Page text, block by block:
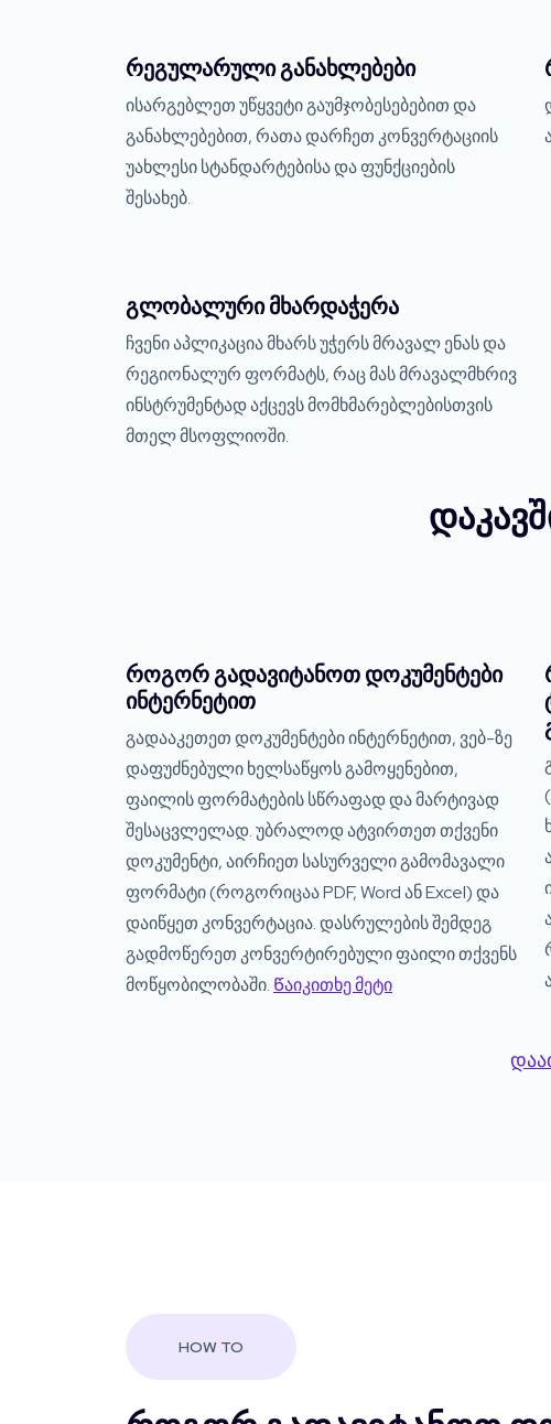
რეგულარული განახლებები
ისარგებლეთ უწყვეტი გაუმჯობესებებით და
განახლებებით, რათა დარჩეთ კონვერტაციის
უახლესი სტანდარტებისა და ფუნქციების
შესახებ.
გლობალური მხარდაჭერა
ჩვენი აპლიკაცია მხარს უჭერს მრავალ ენას და
რეგიონალურ ფორმატს, რაც მას მრავალმხრივ
ინსტრუმენტად აქცევს მომხმარებლებისთვის
მთელ მსოფლიოში.
როგორ გადავიტანოთ დოკუმენტები
ინტერნეტით
გადააკეთეთ დოკუმენტები ინტერნეტით, ვებ-ზე
დაფუძნებული ხელსაწყოს გამოყენებით,
ფაილის ფორმატების სწრაფად და მარტივად
შესაცვლელად. უბრალოდ ატვირთეთ თქვენი
დოკუმენტი, აირჩიეთ სასურველი გამომავალი
ფორმატი (როგორიცაა PDF, Word ან Excel) და
დაიწყეთ კონვერტაცია. დასრულების შემდეგ
გადმოწერეთ კონვერტირებული ფაილი თქვენს
მოწყობილობაში. Წაიკითხე მეტი
HOW TO